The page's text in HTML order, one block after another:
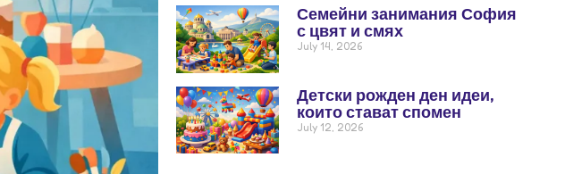
Семейни занимания София
с цвят и смях
July 14, 2026
Детски рожден ден идеи,
които стават спомен
July 12, 2026